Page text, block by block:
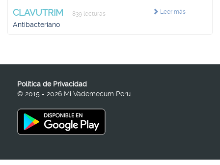
Leer más
CLAVUTRIM 839 lecturas
Antibacteriano
Política de Privacidad
© 2015 - 2026 Mi Vademecum Peru